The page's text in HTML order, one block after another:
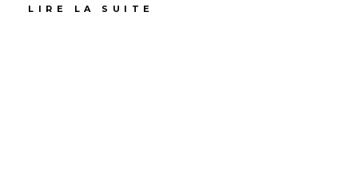
LIRE LA SUITE